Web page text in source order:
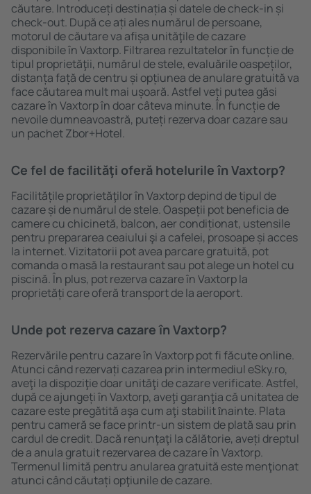
căutare. Introduceți destinația și datele de check-in și
check-out. După ce ați ales numărul de persoane,
motorul de căutare va afișa unităţile de cazare
disponibile în Vaxtorp. Filtrarea rezultatelor în funcție de
tipul proprietăţii, numărul de stele, evaluările oaspeților,
distanța față de centru și opțiunea de anulare gratuită va
face căutarea mult mai ușoară. Astfel veți putea găsi
cazare în Vaxtorp în doar câteva minute. În funcție de
nevoile dumneavoastră, puteți rezerva doar cazare sau
un pachet Zbor+Hotel.
Ce fel de facilităţi oferă hotelurile în Vaxtorp?
Facilitățile proprietăţilor în Vaxtorp depind de tipul de
cazare și de numărul de stele. Oaspeții pot beneficia de
camere cu chicinetă, balcon, aer condiționat, ustensile
pentru prepararea ceaiului şi a cafelei, prosoape și acces
la internet. Vizitatorii pot avea parcare gratuită, pot
comanda o masă la restaurant sau pot alege un hotel cu
piscină. În plus, pot rezerva cazare în Vaxtorp la
proprietăți care oferă transport de la aeroport.
Unde pot rezerva cazare în Vaxtorp?
Rezervările pentru cazare în Vaxtorp pot fi făcute online.
Atunci când rezervați cazarea prin intermediul eSky.ro,
aveţi la dispoziţie doar unităţi de cazare verificate. Astfel,
după ce ajungeți în Vaxtorp, aveţi garanţia că unitatea de
cazare este pregătită aşa cum aţi stabilit ȋnainte. Plata
pentru cameră se face printr-un sistem de plată sau prin
cardul de credit. Dacă renunţaţi la călătorie, aveți dreptul
de a anula gratuit rezervarea de cazare în Vaxtorp.
Termenul limită pentru anularea gratuită este menţionat
atunci când căutați opţiunile de cazare.